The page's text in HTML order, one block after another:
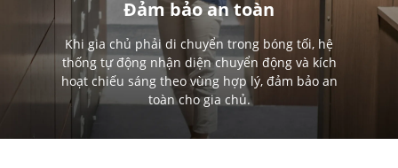
Đảm bảo an toàn
Khi gia chủ phải di chuyển trong bóng tối, hệ
thống tự động nhận diện chuyển động và kích
hoạt chiếu sáng theo vùng hợp lý, đảm bảo an
toàn cho gia chủ.